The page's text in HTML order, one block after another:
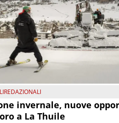
invernale, nuove
a La Thuile